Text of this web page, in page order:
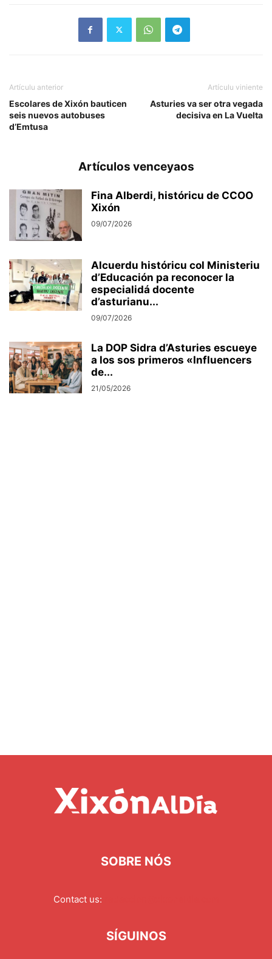
Artículu anterior
Escolares de Xixón bauticen
seis nuevos autobuses
d’Emtusa
Artículu viniente
Asturies va ser otra vegada
decisiva en La Vuelta
Artículos venceyaos
Fina Alberdi, históricu de CCOO
Xixón
09/07/2026
Alcuerdu históricu col Ministeriu
d’Educación pa reconocer la
especialidá docente
d’asturianu...
09/07/2026
La DOP Sidra d’Asturies escueye
a los sos primeros «Influencers
de...
21/05/2026
SOBRE NÓS
Contact us:
SÍGUINOS